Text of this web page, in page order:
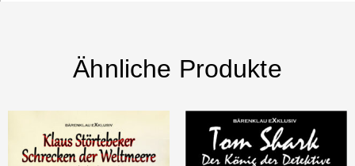
Ähnliche Produkte